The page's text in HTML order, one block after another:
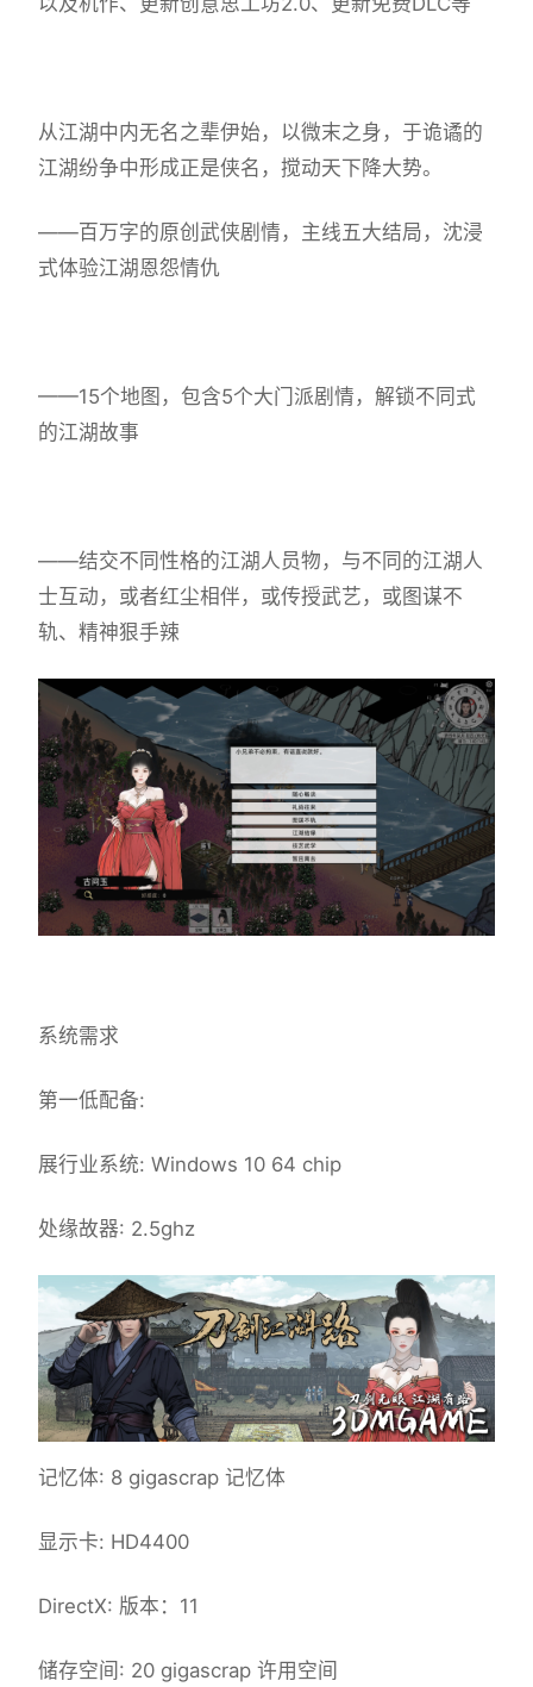
从江湖中内无名之辈伊始，以微末之身，于诡谲的
江湖纷争中形成正是侠名，搅动天下降大势。
——百万字的原创武侠剧情，主线五大结局，沈浸
式体验江湖恩怨情仇
——15个地图，包含5个大门派剧情，解锁不同式
的江湖故事
——结交不同性格的江湖人员物，与不同的江湖人
士互动，或者红尘相伴，或传授武艺，或图谋不
轨、精神狠手辣
系统需求
第一低配备:
展行业系统: Windows 10 64 chip
处缘故器: 2.5ghz
记忆体: 8 gigascrap 记忆体
显示卡: HD4400
DirectX: 版本：11
储存空间: 20 gigascrap 许用空间